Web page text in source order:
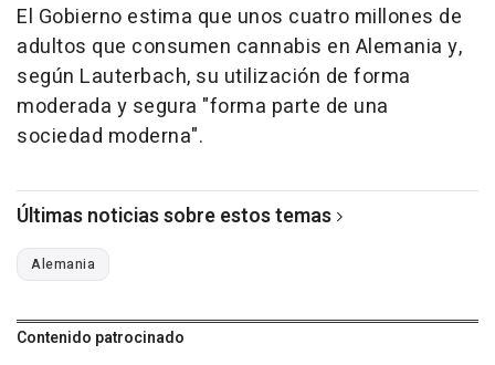
El Gobierno estima que unos cuatro millones de
adultos que consumen cannabis en Alemania y,
según Lauterbach, su utilización de forma
moderada y segura "forma parte de una
sociedad moderna".
Últimas noticias sobre estos temas
Alemania
Contenido patrocinado